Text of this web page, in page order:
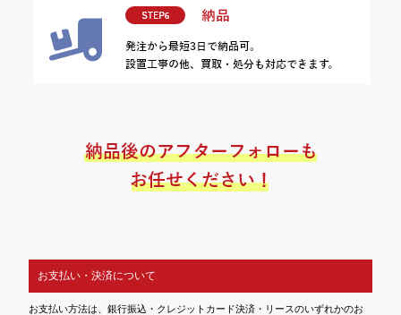
お支払い・決済について
お支払い方法は、銀行振込・クレジットカード決済・リースのいずれかのお